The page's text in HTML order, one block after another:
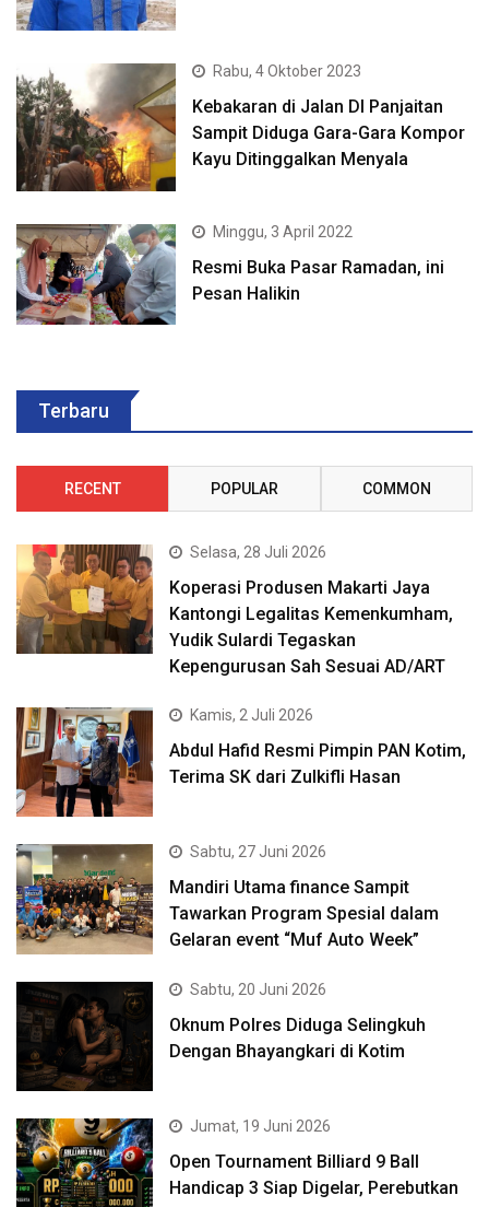
Rabu, 4 Oktober 2023
Kebakaran di Jalan DI Panjaitan
Sampit Diduga Gara-Gara Kompor
Kayu Ditinggalkan Menyala
Minggu, 3 April 2022
Resmi Buka Pasar Ramadan, ini
Pesan Halikin
Terbaru
RECENT POPULAR COMMON
Selasa, 28 Juli 2026
Koperasi Produsen Makarti Jaya
Kantongi Legalitas Kemenkumham,
Yudik Sulardi Tegaskan
Kepengurusan Sah Sesuai AD/ART
Kamis, 2 Juli 2026
Abdul Hafid Resmi Pimpin PAN Kotim,
Terima SK dari Zulkifli Hasan
Sabtu, 27 Juni 2026
Mandiri Utama finance Sampit
Tawarkan Program Spesial dalam
Gelaran event “Muf Auto Week”
Sabtu, 20 Juni 2026
Oknum Polres Diduga Selingkuh
Dengan Bhayangkari di Kotim
Jumat, 19 Juni 2026
Open Tournament Billiard 9 Ball
Handicap 3 Siap Digelar, Perebutkan